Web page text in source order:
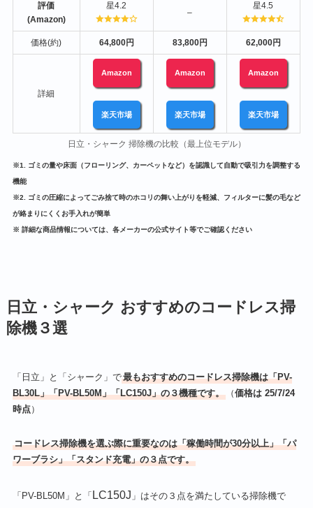
評価
(Amazon)
星4.2
–
星4.5
価格(約) 64,800円 83,800円 62,000円
詳細
Amazon
楽天市場
Amazon
楽天市場
Amazon
楽天市場
日立・シャーク 掃除機の比較（最上位モデル）
※1. ゴミの量や床面（フローリング、カーペットなど）を認識して自動で吸引力を調整する
機能
※2. ゴミの圧縮によってごみ捨て時のホコリの舞い上がりを軽減、フィルターに髪の毛など
が絡まりにくくお手入れが簡単
※ 詳細な商品情報については、各メーカーの公式サイト等でご確認ください
日立・シャーク おすすめのコードレス掃
除機３選
「日立」と「シャーク」で最もおすすめのコードレス掃除機は「PV-
BL30L」「PV-BL50M」「LC150J」の３機種です。（価格は 25/7/24
時点）
コードレス掃除機を選ぶ際に重要なのは「稼働時間が30分以上」「パ
ワーブラシ」「スタンド充電」の３点です。
「PV-BL50M」と「 LC150J 」はその３点を満たしている掃除機で